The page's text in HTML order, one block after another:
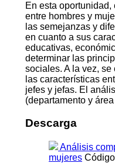
En esta
entre hombres y
las semejanzas y
en cuanto a sus
educativas,
determinar las
sociales. A la vez,
las características
jefes y jefas. El
(departamento y
Descarga
Análisis
mujeres